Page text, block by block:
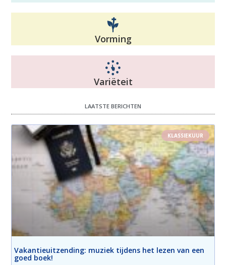
Vorming
Variëteit
LAATSTE BERICHTEN
KLASSIEKUUR
Vakantieuitzending: muziek tijdens het lezen van een
goed boek!